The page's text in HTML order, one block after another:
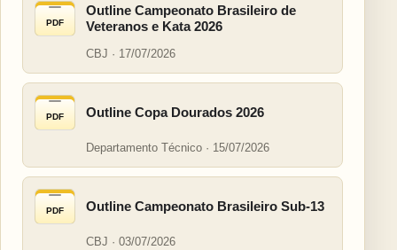
PDF
Outline Campeonato Brasileiro de
Veteranos e Kata 2026
CBJ · 17/07/2026
PDF Outline Copa Dourados 2026
Departamento Técnico · 15/07/2026
PDF Outline Campeonato Brasileiro Sub-13
CBJ · 03/07/2026